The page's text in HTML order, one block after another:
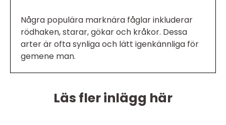
Några populära marknära fåglar inkluderar
rödhaken, starar, gökar och kråkor. Dessa
arter är ofta synliga och lätt igenkännliga för
gemene man.
Läs fler inlägg här